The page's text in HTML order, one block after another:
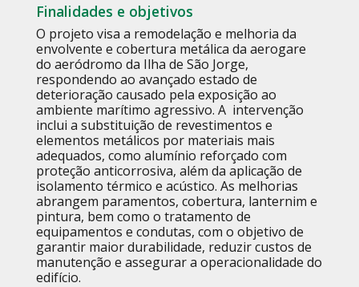
Finalidades e objetivos
O projeto visa a remodelação e melhoria da
envolvente e cobertura metálica da aerogare
do aeródromo da Ilha de São Jorge,
respondendo ao avançado estado de
deterioração causado pela exposição ao
ambiente marítimo agressivo. A intervenção
inclui a substituição de revestimentos e
elementos metálicos por materiais mais
adequados, como alumínio reforçado com
proteção anticorrosiva, além da aplicação de
isolamento térmico e acústico. As melhorias
abrangem paramentos, cobertura, lanternim e
pintura, bem como o tratamento de
equipamentos e condutas, com o objetivo de
garantir maior durabilidade, reduzir custos de
manutenção e assegurar a operacionalidade do
edifício.